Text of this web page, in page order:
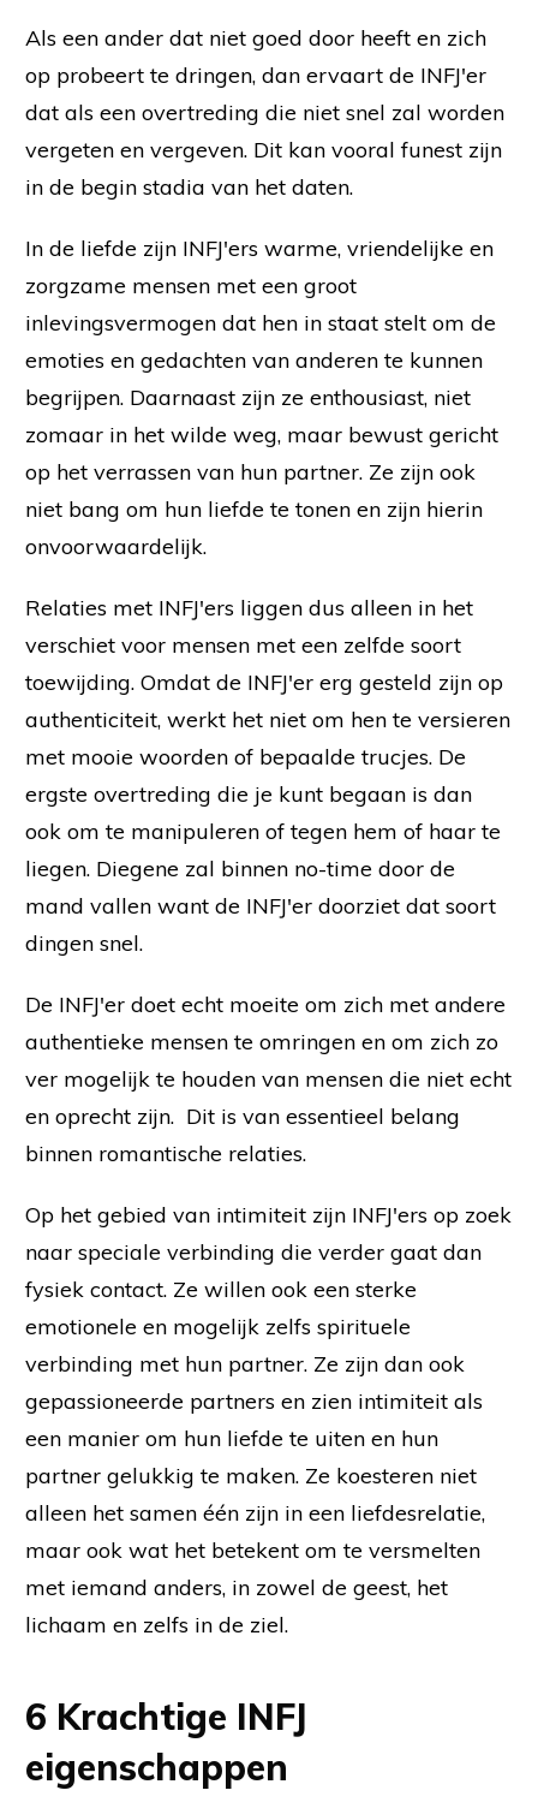
Als een ander dat niet goed door heeft en zich
op probeert te dringen, dan ervaart de INFJ'er
dat als een overtreding die niet snel zal worden
vergeten en vergeven. Dit kan vooral funest zijn
in de begin stadia van het daten.
In de liefde zijn INFJ'ers warme, vriendelijke en
zorgzame mensen met een groot
inlevingsvermogen dat hen in staat stelt om de
emoties en gedachten van anderen te kunnen
begrijpen. Daarnaast zijn ze enthousiast, niet
zomaar in het wilde weg, maar bewust gericht
op het verrassen van hun partner. Ze zijn ook
niet bang om hun liefde te tonen en zijn hierin
onvoorwaardelijk.
Relaties met INFJ'ers liggen dus alleen in het
verschiet voor mensen met een zelfde soort
toewijding. Omdat de INFJ'er erg gesteld zijn op
authenticiteit, werkt het niet om hen te versieren
met mooie woorden of bepaalde trucjes. De
ergste overtreding die je kunt begaan is dan
ook om te manipuleren of tegen hem of haar te
liegen. Diegene zal binnen no-time door de
mand vallen want de INFJ'er doorziet dat soort
dingen snel.
De INFJ'er doet echt moeite om zich met andere
authentieke mensen te omringen en om zich zo
ver mogelijk te houden van mensen die niet echt
en oprecht zijn. Dit is van essentieel belang
binnen romantische relaties.
Op het gebied van intimiteit zijn INFJ'ers op zoek
naar speciale verbinding die verder gaat dan
fysiek contact. Ze willen ook een sterke
emotionele en mogelijk zelfs spirituele
verbinding met hun partner. Ze zijn dan ook
gepassioneerde partners en zien intimiteit als
een manier om hun liefde te uiten en hun
partner gelukkig te maken. Ze koesteren niet
alleen het samen één zijn in een liefdesrelatie,
maar ook wat het betekent om te versmelten
met iemand anders, in zowel de geest, het
lichaam en zelfs in de ziel.
6 Krachtige INFJ
eigenschappen